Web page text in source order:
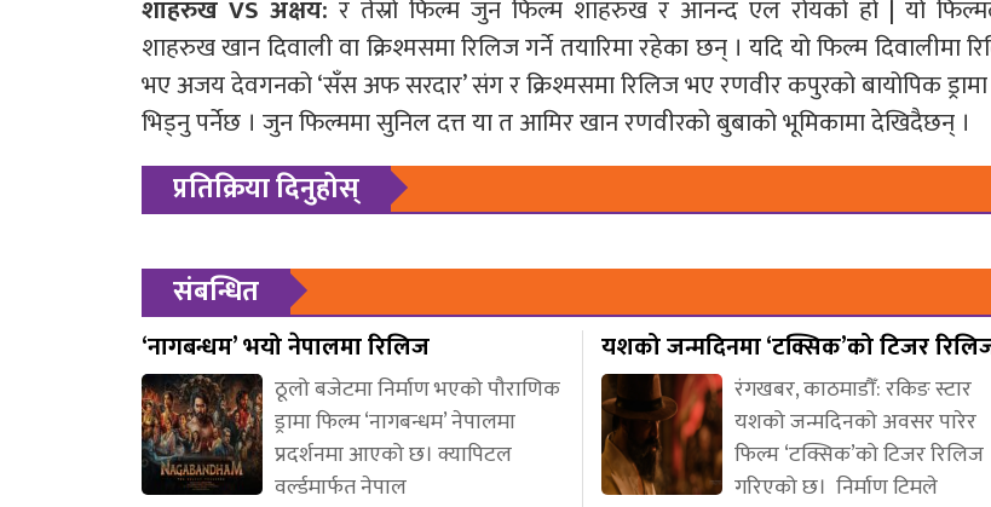
शाहरुख VS अक्षय: र तेस्रो फिल्म जुन फिल्म शाहरुख र आनन्द एल रोयको हो | यो
शाहरुख खान दिवाली वा क्रिश्मसमा रिलिज गर्ने तयारिमा रहेका छन् । यदि यो फिल्म दिवालीमा
भए अजय देवगनको ‘सँस अफ सरदार’ संग र क्रिश्मसमा रिलिज भए रणवीर कपुरको बायोपिक
भिड्नु पर्नेछ । जुन फिल्ममा सुनिल दत्त या त आमिर खान रणवीरको बुबाको भूमिकामा देखिदैछन् ।
प्रतिक्रिया दिनुहोस्
संबन्धित
‘नागबन्धम’ भयो नेपालमा रिलिज
ठूलो बजेटमा निर्माण भएको पौराणिक
ड्रामा फिल्म ‘नागबन्धम’ नेपालमा
प्रदर्शनमा आएको छ। क्यापिटल
वर्ल्डमार्फत नेपाल
यशको जन्मदिनमा ‘टक्सिक’को टिजर
रंगखबर, काठमाडौँ: रकिङ स्टार
यशको जन्मदिनको अवसर पारेर
फिल्म ‘टक्सिक’को टिजर रिलिज
गरिएको छ। निर्माण टिमले